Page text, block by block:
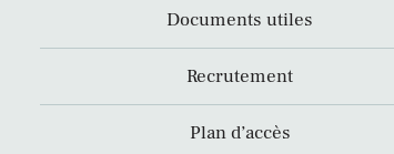
Documents utiles
Recrutement
Plan d’accès